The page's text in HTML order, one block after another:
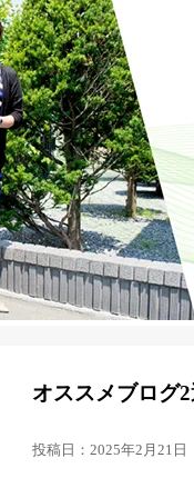
オススメブログ
投稿日：2025年2月21日